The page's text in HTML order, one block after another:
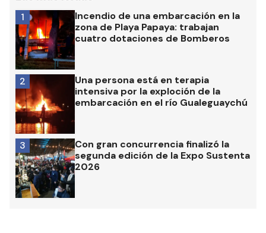
Incendio de una embarcación en la
zona de Playa Papaya: trabajan
cuatro dotaciones de Bomberos
1
Una persona está en terapia
intensiva por la exploción de la
embarcación en el río Gualeguaychú
2
Con gran concurrencia finalizó la
segunda edición de la Expo Sustenta
2026
3